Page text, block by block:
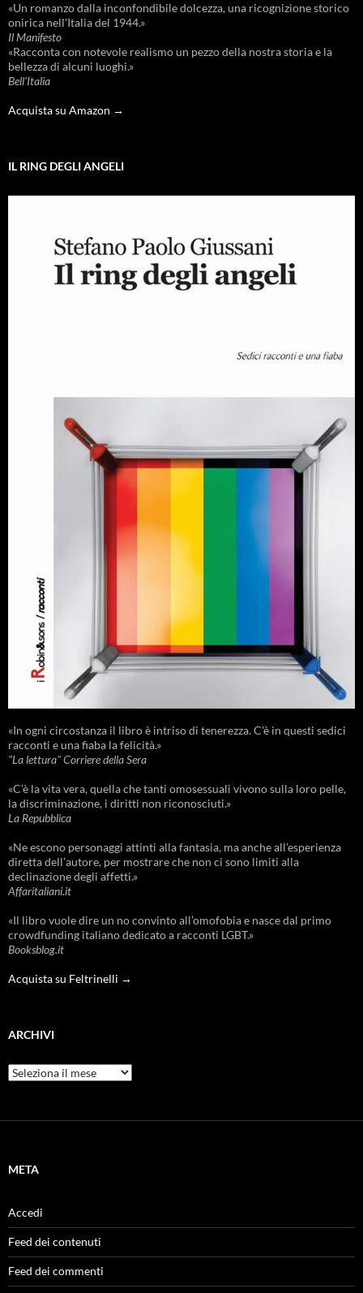
«Un romanzo dalla inconfondibile dolcezza, una ricognizione storico
onirica nell'Italia del 1944.»
Il Manifesto
«Racconta con notevole realismo un pezzo della nostra storia e la
bellezza di alcuni luoghi.»
Bell'Italia
Acquista su Amazon →
IL RING DEGLI ANGELI
«In ogni circostanza il libro è intriso di tenerezza. C'è in questi sedici
racconti e una fiaba la felicità.»
"La lettura" Corriere della Sera
«C’è la vita vera, quella che tanti omosessuali vivono sulla loro pelle,
la discriminazione, i diritti non riconosciuti.»
La Repubblica
«Ne escono personaggi attinti alla fantasia, ma anche all’esperienza
diretta dell’autore, per mostrare che non ci sono limiti alla
declinazione degli affetti.»
Affaritaliani.it
«Il libro vuole dire un no convinto all’omofobia e nasce dal primo
crowdfunding italiano dedicato a racconti LGBT.»
Booksblog.it
Acquista su Feltrinelli →
ARCHIVI
Archivi
META
Accedi
Feed dei contenuti
Feed dei commenti